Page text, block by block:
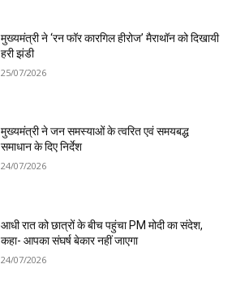
मुख्यमंत्री ने ‘रन फॉर कारगिल हीरोज’ मैराथॉन को दिखायी
हरी झंडी
25/07/2026
मुख्यमंत्री ने जन समस्याओं के त्वरित एवं समयबद्ध
समाधान के दिए निर्देश
24/07/2026
आधी रात को छात्रों के बीच पहुंचा PM मोदी का संदेश,
कहा- आपका संघर्ष बेकार नहीं जाएगा
24/07/2026